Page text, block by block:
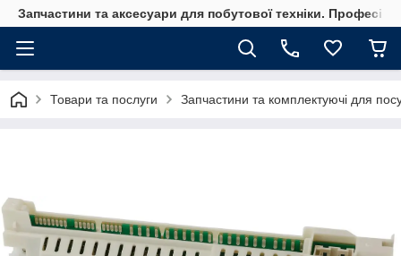
Запчастини та аксесуари для побутової техніки.
Товари та послуги Запчастини та комплектуючі для